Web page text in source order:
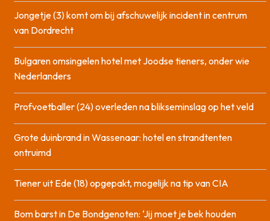
Jongetje (3) komt om bij afschuwelijk incident in centrum
van Dordrecht
Bulgaren omsingelen hotel met Joodse tieners, onder wie
Nederlanders
Profvoetballer (24) overleden na blikseminslag op het veld
Grote duinbrand in Wassenaar: hotel en strandtenten
ontruimd
Tiener uit Ede (18) opgepakt, mogelijk na tip van CIA
Bom barst in De Bondgenoten: ‘Jij moet je bek houden